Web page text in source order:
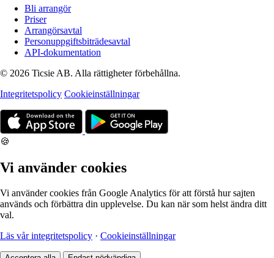
Bli arrangör
Priser
Arrangörsavtal
Personuppgiftsbiträdesavtal
API-dokumentation
© 2026 Ticsie AB. Alla rättigheter förbehållna.
Integritetspolicy Cookieinställningar
🍪
Vi använder cookies
Vi använder cookies från Google Analytics för att förstå hur sajten
används och förbättra din upplevelse. Du kan när som helst ändra ditt
val.
Läs vår integritetspolicy · Cookieinställningar